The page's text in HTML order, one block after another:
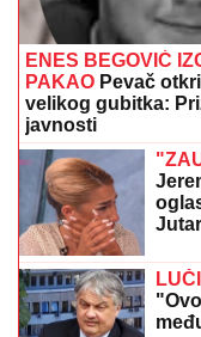
"PROBUDILI SMO
ŠTA SU RADILI..."
"Blic" nakon što je
prizori sa lica